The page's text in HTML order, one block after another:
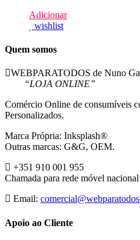
Adicionar
wishlist
Quem somos
WEBPARATODOS de Nuno
“LOJA ONLINE”
Comércio Online de consumíveis
Personalizados.
Marca Própria: Inksplash®
Outras marcas: G&G, OEM.
+351 910 001 955
Chamada para rede móvel nacional
Email:
Apoio ao Cliente